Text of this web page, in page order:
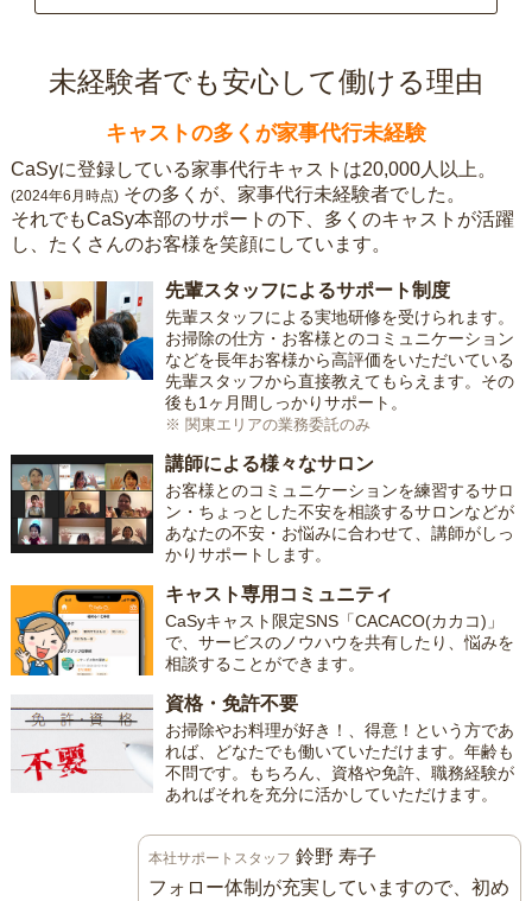
未経験者でも安心して働ける理由
キャストの多くが家事代行未経験
CaSyに登録している家事代行キャストは20,000人以上。
(2024年6月時点) その多くが、家事代行未経験者でした。
それでもCaSy本部のサポートの下、多くのキャストが活躍
し、たくさんのお客様を笑顔にしています。
先輩スタッフによるサポート制度
先輩スタッフによる実地研修を受けられます。
お掃除の仕方・お客様とのコミュニケーション
などを長年お客様から高評価をいただいている
先輩スタッフから直接教えてもらえます。その
後も1ヶ月間しっかりサポート。
※ 関東エリアの業務委託のみ
講師による様々なサロン
お客様とのコミュニケーションを練習するサロ
ン・ちょっとした不安を相談するサロンなどが
あなたの不安・お悩みに合わせて、講師がしっ
かりサポートします。
キャスト専用コミュニティ
CaSyキャスト限定SNS「CACACO(カカコ)」
で、サービスのノウハウを共有したり、悩みを
相談することができます。
資格・免許不要
お掃除やお料理が好き！、得意！という方であ
れば、どなたでも働いていただけます。年齢も
不問です。もちろん、資格や免許、職務経験が
あればそれを充分に活かしていただけます。
本社サポートスタッフ 鈴野 寿子
フォロー体制が充実していますので、初め